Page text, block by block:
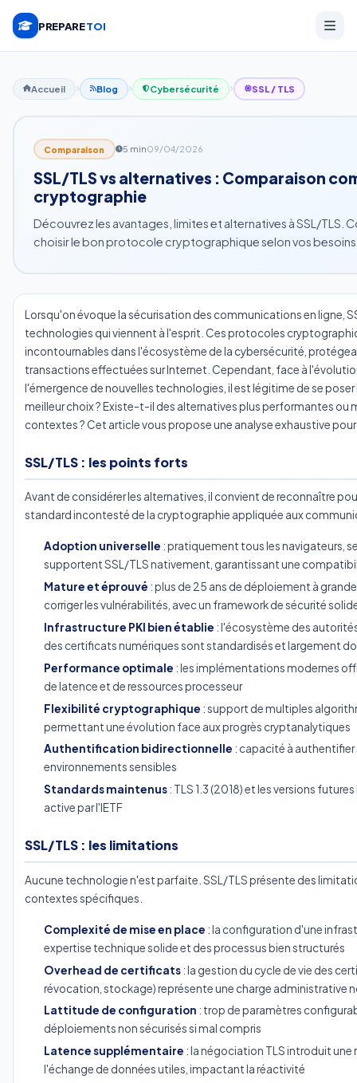
PREPARETOI
Accueil Blog Cybersécurité SSL / TLS
Comparaison 5 min09/04/2026
SSL/TLS vs alternatives : Comparaison
cryptographie
Découvrez les avantages, limites et alternatives à SSL/TLS.
choisir le bon protocole cryptographique selon vos
Lorsqu'on évoque la sécurisation des communications en ligne,
technologies qui viennent à l'esprit. Ces protocoles
incontournables dans l'écosystème de la cybersécurité,
transactions effectuées sur Internet. Cependant, face à
l'émergence de nouvelles technologies, il est légitime de se
meilleur choix ? Existe-t-il des alternatives plus performantes ou
contextes ? Cet article vous propose une analyse exhaustive
SSL/TLS : les points forts
Avant de considérer les alternatives, il convient de reconnaître
standard incontesté de la cryptographie appliquée aux
Adoption universelle : pratiquement tous les navigateurs,
supportent SSL/TLS nativement, garantissant une
Mature et éprouvé : plus de 25 ans de déploiement à
corriger les vulnérabilités, avec un framework de sécurité
Infrastructure PKI bien établie : l'écosystème des
des certificats numériques sont standardisés et largement
Performance optimale : les implémentations modernes
de latence et de ressources processeur
Flexibilité cryptographique : support de multiples
permettant une évolution face aux progrès cryptanalytiques
Authentification bidirectionnelle : capacité à authentifier
environnements sensibles
Standards maintenus: TLS 1.3 (2018) et les versions
active par l'IETF
SSL/TLS : les limitations
Aucune technologie n'est parfaite. SSL/TLS présente des
contextes spécifiques.
Complexité de mise en place : la configuration d'une
expertise technique solide et des processus bien structurés
Overhead de certificats: la gestion du cycle de vie des
révocation, stockage) représente une charge administrative
Lattitude de configuration : trop de paramètres
déploiements non sécurisés si mal compris
Latence supplémentaire : la négociation TLS introduit
l'échange de données utiles, impactant la réactivité